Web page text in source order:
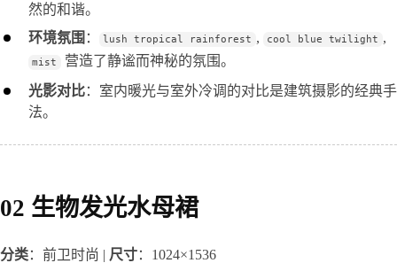
然的和谐。
环境氛围 ： lush tropical rainforest , cool blue twilight ,
mist
营造了静谧而神秘的氛围。
光影对比：室内暖光与室外冷调的对比是建筑摄影的经典手
法。
02 生物发光水母裙
分类：前卫时尚 | 尺寸：1024×1536